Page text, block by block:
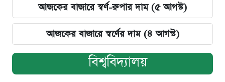
আজকের বাজারে স্বর্ণ-রুপার দাম (৫ আগস্ট)
আজকের বাজারে স্বর্ণের দাম (৪ আগস্ট)
বিশ্ববিদ্যালয়